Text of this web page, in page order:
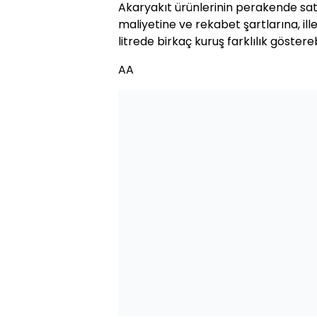
Akaryakıt ürünlerinin perakende
maliyetine ve rekabet şartlarına,
litrede birkaç kuruş farklılık
AA